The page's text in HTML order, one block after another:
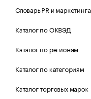
Словарь PR и маркетинга
Каталог по ОКВЭД
Каталог по регионам
Каталог по категориям
Каталог торговых марок